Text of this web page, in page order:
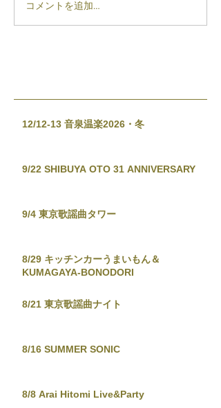
コメントを追加…
12/12-13 音泉温楽2026・冬
9/22 SHIBUYA OTO 31 ANNIVERSARY
9/4 東京歌謡曲タワー
8/29 キッチンカーうまいもん＆
KUMAGAYA-BONODORI
8/21 東京歌謡曲ナイト
8/16 SUMMER SONIC
8/8 Arai Hitomi Live&Party